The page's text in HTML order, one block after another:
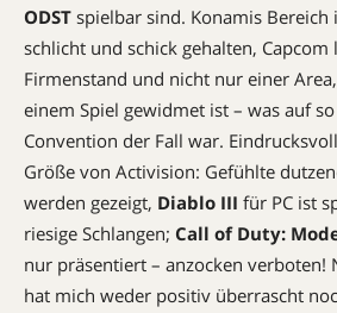
ODST spielbar sind. Konamis Bereich
schlicht und schick gehalten,
Firmenstand und nicht nur einer
einem Spiel gewidmet ist – was auf
Convention der Fall war.
Größe von Activision: Gefühlte
werden gezeigt, Diablo III für PC ist
riesige Schlangen; Call of Duty:
nur präsentiert – anzocken verboten!
hat mich weder positiv überrascht